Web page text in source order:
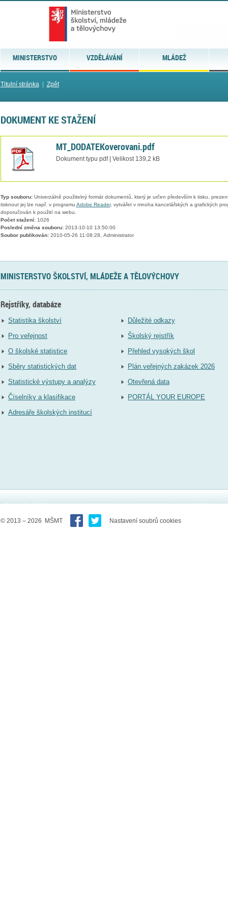
MINISTERSTVO VZDĚLÁVÁNÍ MLÁDEŽ
Titulní stránka| Zpět
DOKUMENT KE STAŽENÍ
MT_DODATEKoverovani.pdf
Dokument typu pdf | Velikost 139,2 kB
Typ souboru:Univerzálně použitelný formát dokumentů, který je určen především k tisku,
tisknout jej lze např. v programu Adobe Reader, vytvářet v mnoha kancelářských a grafických
doporučován k použití na webu.
Počet stažení:1026
Poslední změna souboru:2013-10-10 13:50:00
Soubor publikován:2010-05-26 11:08:28, Administrator
MINISTERSTVO ŠKOLSTVÍ, MLÁDEŽE A TĚLOVÝCHOVY
Rejstříky, databáze
Statistika školství
Pro veřejnost
O školské statistice
Sběry statistických dat
Statistické výstupy a analýzy
Číselníky a klasifikace
Adresáře školských institucí
Důležité odkazy
Školský rejstřík
Přehled vysokých škol
Plán veřejných zakázek 2026
Otevřená data
PORTÁL YOUR EUROPE
© 2013 – 2026 MŠMT Nastavení soubrů cookies